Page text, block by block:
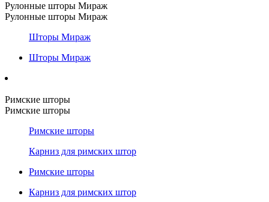
Рулонные шторы Мираж
Рулонные шторы Мираж
Шторы Мираж
Шторы Мираж
Римские шторы
Римские шторы
Римские шторы
Карниз для римских штор
Римские шторы
Карниз для римских штор